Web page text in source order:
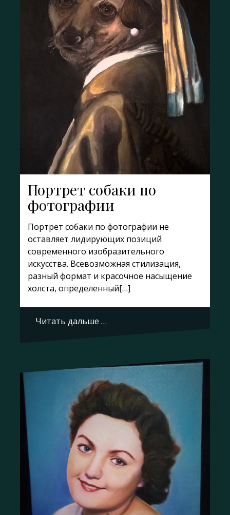
Портрет собаки по
фотографии
Портрет собаки по фотографии не
оставляет лидирующих позиций
современного изобразительного
искусства. Всевозможная стилизация,
разный формат и красочное насыщение
холста, определенный[…]
Читать дальше …